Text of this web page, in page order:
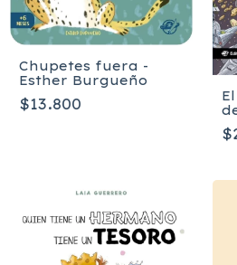
Chupetes fuera -
Esther Burgueño
$13.800